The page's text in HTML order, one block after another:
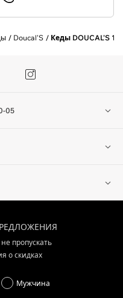
Doucal'S Кеды DOUCAL'S
05
пропускать
о скидках
Мужчина